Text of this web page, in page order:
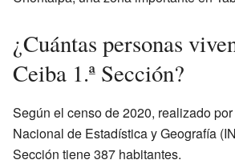
¿Cuántas personas
Ceiba 1.ª Sección?
Según el censo de 2020, realizado
Nacional de Estadística y Geografía
Sección tiene 387 habitantes.